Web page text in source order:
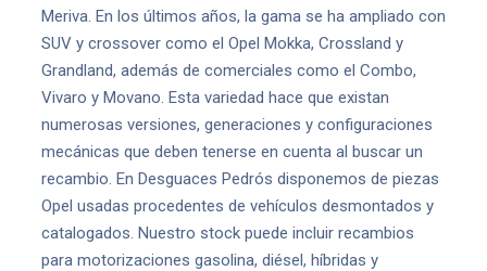
Meriva. En los últimos años, la gama se ha ampliado con
SUV y crossover como el Opel Mokka, Crossland y
Grandland, además de comerciales como el Combo,
Vivaro y Movano. Esta variedad hace que existan
numerosas versiones, generaciones y configuraciones
mecánicas que deben tenerse en cuenta al buscar un
recambio. En Desguaces Pedrós disponemos de piezas
Opel usadas procedentes de vehículos desmontados y
catalogados. Nuestro stock puede incluir recambios
para motorizaciones gasolina, diésel, híbridas y